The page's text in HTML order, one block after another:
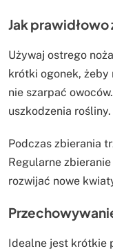
Jak
Używaj ostrego
krótki ogonek, żeby
nie szarpać
uszkodzenia rośliny.
Podczas zbierania
Regularne
rozwijać nowe
Idealne jest krótkie